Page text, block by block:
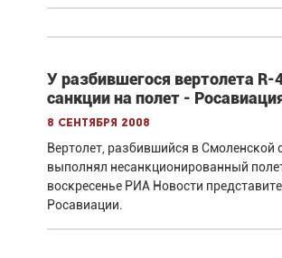
У разбившегося вертолета R-
санкции на полет -
8 сентября 2008
Вертолет, разбившийся в Смоленской
выполнял несанкционированный
воскресенье РИА Новости
Росавиации.